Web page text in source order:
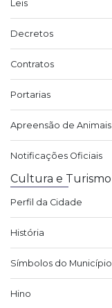
Leis
Decretos
Contratos
Portarias
Apreensão de Animais
Notificações Oficiais
Cultura e Turismo
Perfil da Cidade
História
Símbolos do Município
Hino